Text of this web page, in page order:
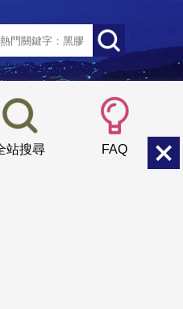
站搜尋 FAQ
小 中